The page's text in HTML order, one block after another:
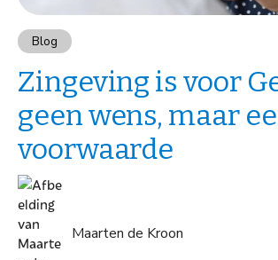
Blog
Zingeving is voor
geen wens, maar
voorwaarde
Maarten de Kroon